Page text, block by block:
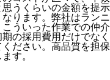
うくらいの金額を提示
ります。弊社はランニ
ういった作業での仲介
期の採用費用だけでなく
ださい。 高品質を担保
す。